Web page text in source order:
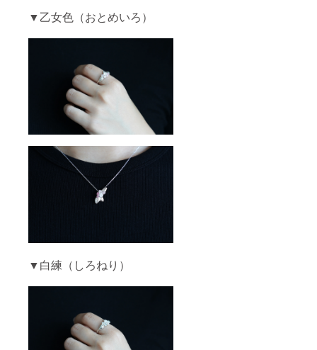
▼乙女色（おとめいろ）
▼白練（しろねり）